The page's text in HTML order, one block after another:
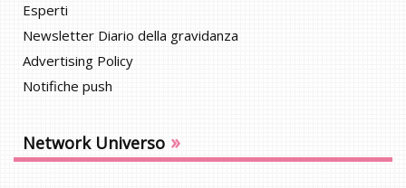
Esperti
Newsletter Diario della gravidanza
Advertising Policy
Notifiche push
Network Universo »